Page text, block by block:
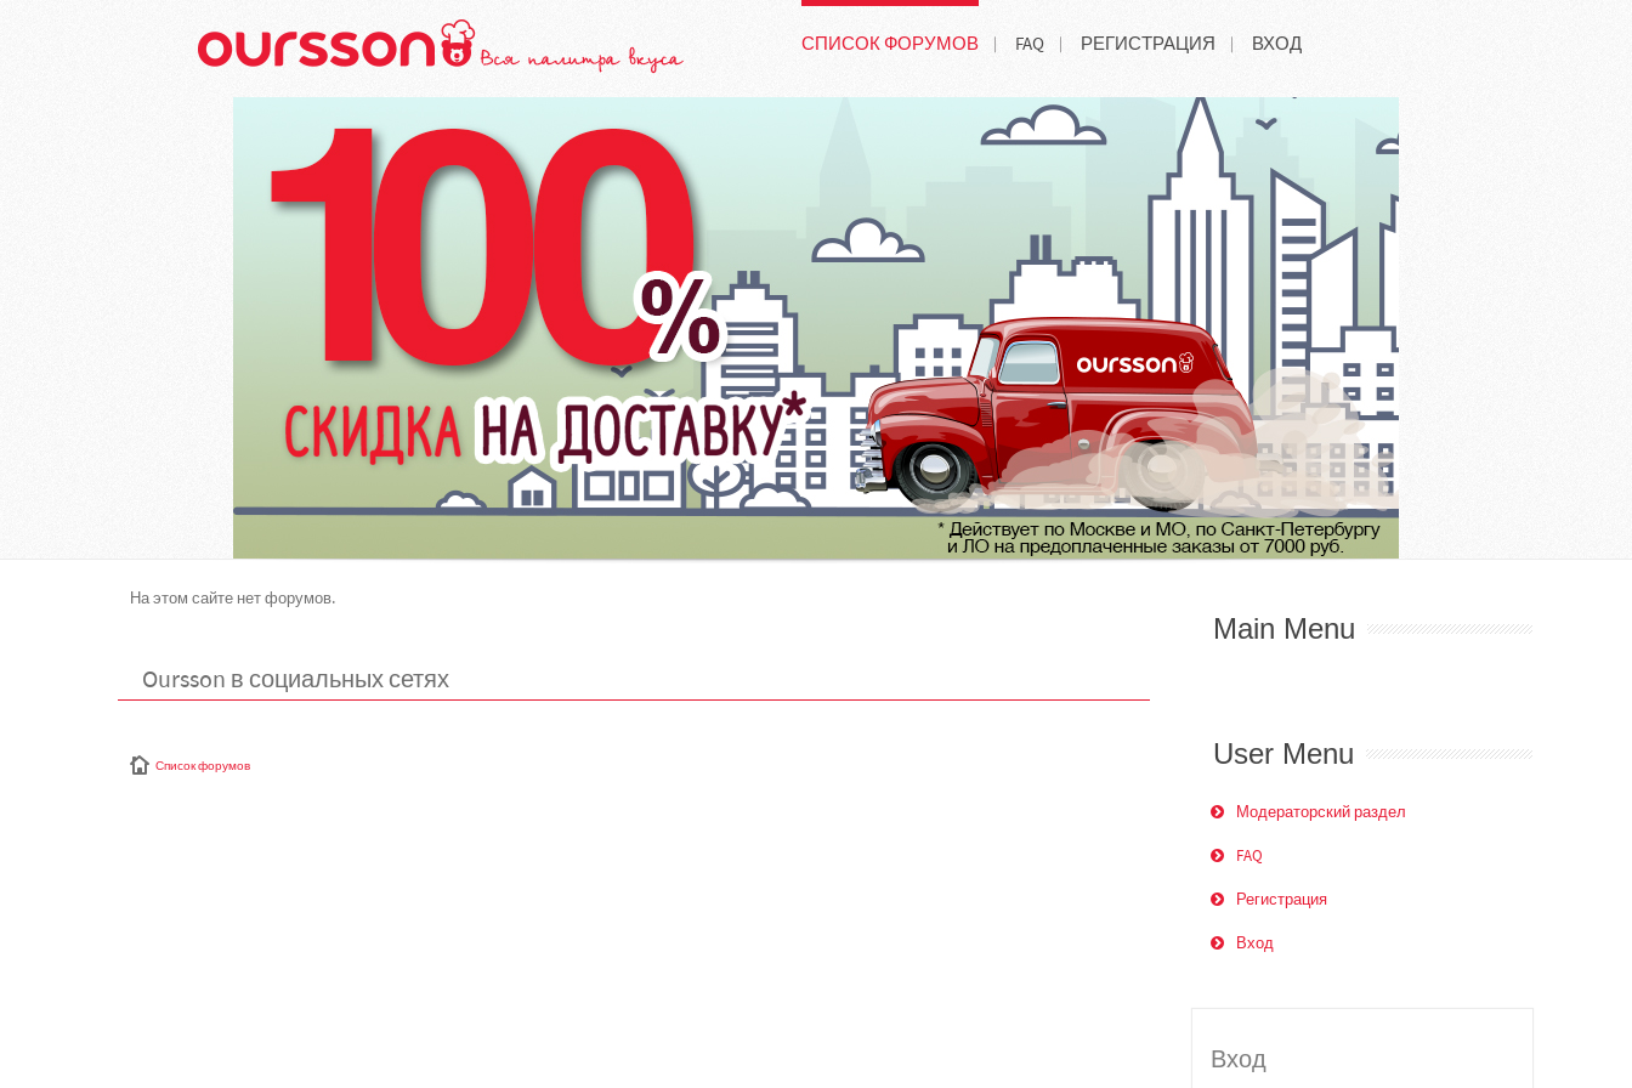
СПИСОК ФОРУМОВ FAQ РЕГИСТРАЦИЯ ВХОД
На этом сайте нет форумов.
Oursson в социальных сетях
Список форумов
Main Menu
User Menu
Модераторский раздел
FAQ
Регистрация
Вход
Вход